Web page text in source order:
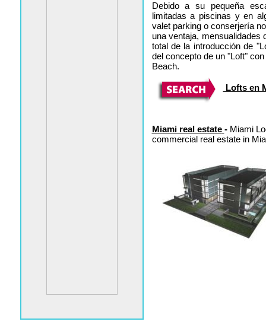
Debido a su pequeña
limitadas a piscinas y en
valet parking o conserjería
una ventaja, mensualidades
total de la introducción de
del concepto de un "Loft"
Beach.
Lofts en
Miami real estate -Miami
commercial real estate in